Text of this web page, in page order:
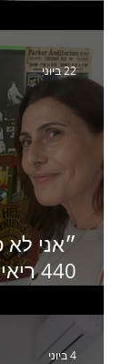
״אני
440
22 ביוני
4 ביוני